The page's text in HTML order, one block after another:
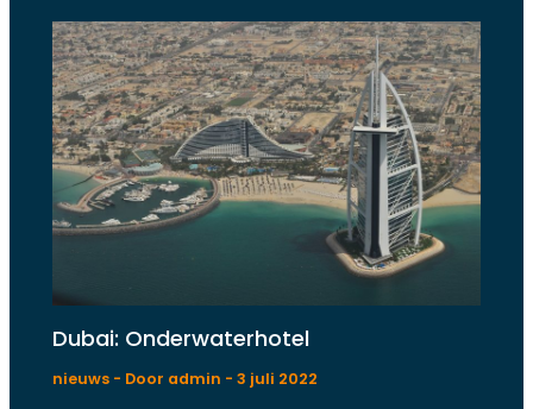
Dubai: Onderwaterhotel
nieuws - Door admin -3 juli 2022